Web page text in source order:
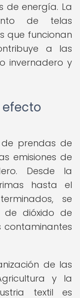
de energía. La
de telas
que funcionan
a las
invernadero y
efecto
prendas de
emisiones de
Desde la
hasta el
se
de dióxido de
contaminantes
de las
y la
textil es